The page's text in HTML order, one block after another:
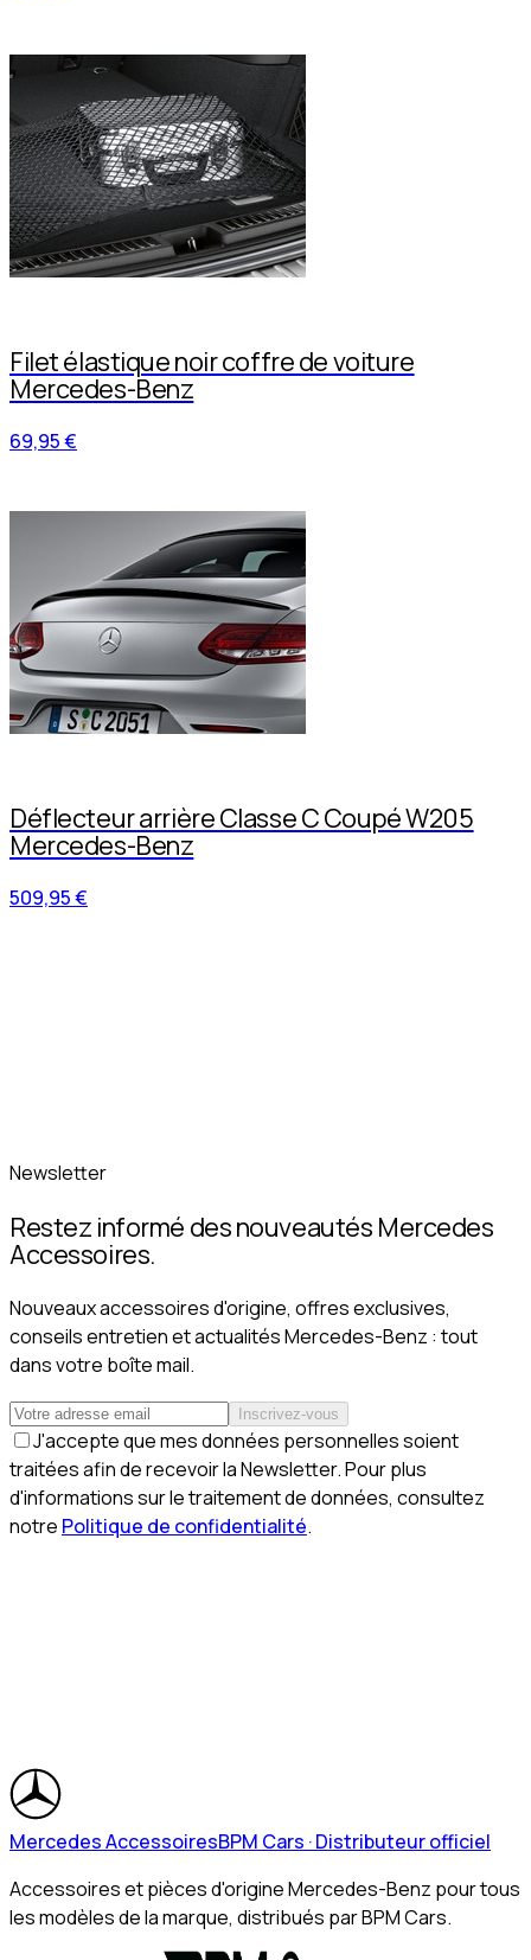
Filet élastique noir coffre de voiture
Mercedes-Benz
69,95 €
Déflecteur arrière Classe C Coupé W205
Mercedes-Benz
509,95 €
Newsletter
Restez informé des nouveautés Mercedes
Accessoires.
Nouveaux accessoires d'origine, offres exclusives,
conseils entretien et actualités Mercedes-Benz : tout
dans votre boîte mail.
Inscrivez-vous
J'accepte que mes données personnelles soient
traitées afin de recevoir la Newsletter. Pour plus
d'informations sur le traitement de données, consultez
notre Politique de confidentialité.
Mercedes AccessoiresBPM Cars · Distributeur officiel
Accessoires et pièces d'origine Mercedes-Benz pour tous
les modèles de la marque, distribués par BPM Cars.